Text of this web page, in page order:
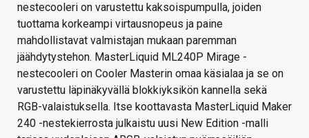
nestecooleri on varustettu kaksoispumpulla, joiden
tuottama korkeampi virtausnopeus ja paine
mahdollistavat valmistajan mukaan paremman
jäähdytystehon. MasterLiquid ML240P Mirage -
nestecooleri on Cooler Masterin omaa käsialaa ja se on
varustettu läpinäkyvällä blokkiyksikön kannella sekä
RGB-valaistuksella. Itse koottavasta MasterLiquid Maker
240 -nestekierrosta julkaistu uusi New Edition -malli